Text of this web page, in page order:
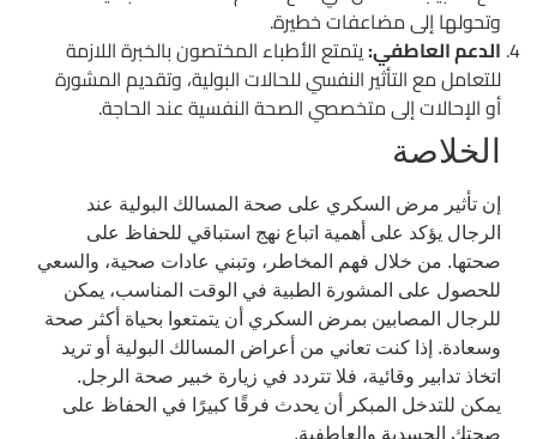
وتحولها إلى مضاعفات خطيرة.
الدعم العاطفي:يتمتع الأطباء المختصون بالخبرة اللازمة
للتعامل مع التأثير النفسي للحالات البولية، وتقديم المشورة
أو الإحالات إلى متخصصي الصحة النفسية عند الحاجة.
الخلاصة
إن تأثير مرض السكري على صحة المسالك البولية عند
الرجال يؤكد على أهمية اتباع نهج استباقي للحفاظ على
صحتها. من خلال فهم المخاطر، وتبني عادات صحية، والسعي
للحصول على المشورة الطبية في الوقت المناسب، يمكن
للرجال المصابين بمرض السكري أن يتمتعوا بحياة أكثر صحة
وسعادة. إذا كنت تعاني من أعراض المسالك البولية أو تريد
اتخاذ تدابير وقائية، فلا تتردد في زيارة خبير صحة الرجل.
يمكن للتدخل المبكر أن يحدث فرقًا كبيرًا في الحفاظ على
صحتك الجسدية والعاطفية.